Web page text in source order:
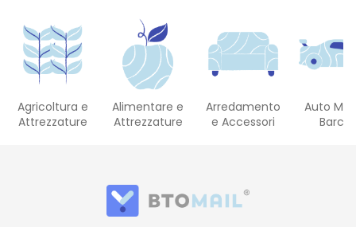
Agricoltura e
Attrezzature
Alimentare e
Attrezzature
Arredamento
e Accessori
Auto